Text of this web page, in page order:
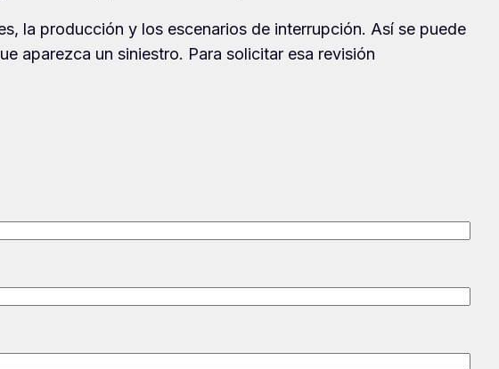
la producción y los escenarios de interrupción. Así se puede
aparezca un siniestro. Para solicitar esa revisión